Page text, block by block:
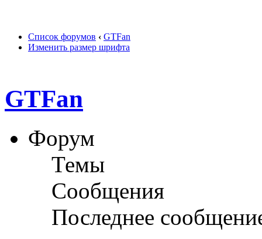
Список форумов ‹ GTFan
Изменить размер шрифта
GTFan
Форум
Темы
Сообщения
Последнее